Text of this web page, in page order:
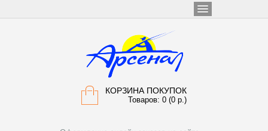
КОРЗИНА ПОКУПОК
Товаров: 0 (0 р.)